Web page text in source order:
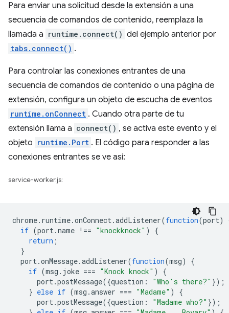
Para enviar una solicitud desde la extensión a una
secuencia de comandos de contenido, reemplaza la
llamada a runtime.connect() del ejemplo anterior por
tabs.connect() .
Para controlar las conexiones entrantes de una
secuencia de comandos de contenido o una página de
extensión, configura un objeto de escucha de eventos
runtime.onConnect . Cuando otra parte de tu
extensión llama a connect() , se activa este evento y el
objeto runtime.Port . El código para responder a las
conexiones entrantes se ve así:
service-worker.js:
chrome. runtime.onConnect.addListener(function(port)
if (port.name !== "knockknock" )
{
return ;
}
port.onMessage.addListener(function(msg)
{
if (msg . joke === "Knock knock" )
{
port.postMessage({question : "Who's there?" });
} else if (msg .answer === "Madame" )
{
port.postMessage({question : "Madame who?" });